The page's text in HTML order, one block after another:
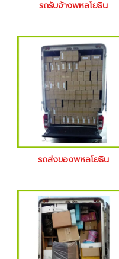
รถรับจ้างพหลโยธิน
รถส่งของพหลโยธิน